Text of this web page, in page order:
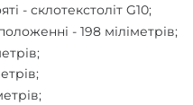
- склотекстоліт G10;
- 198 міліметрів;